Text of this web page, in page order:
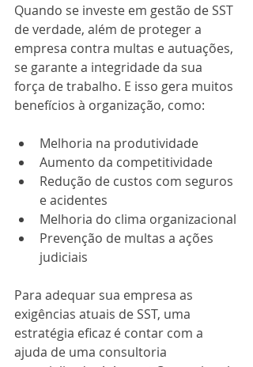
Quando se investe em gestão de SST
de verdade, além de proteger a
empresa contra multas e autuações,
se garante a integridade da sua
força de trabalho. E isso gera muitos
benefícios à organização, como:
Melhoria na produtividade
Aumento da competitividade
Redução de custos com seguros
e acidentes
Melhoria do clima organizacional
Prevenção de multas a ações
judiciais
Para adequar sua empresa as
exigências atuais de SST, uma
estratégia eficaz é contar com a
ajuda de uma consultoria